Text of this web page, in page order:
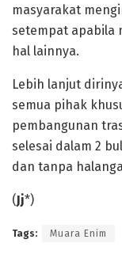
masyarakat
setempat apabila
hal lainnya.
Lebih lanjut
semua pihak
pembangunan
selesai dalam 2
dan tanpa
(Jj*)
Tags: Muara Enim